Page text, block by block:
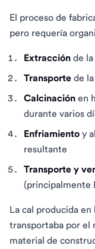
El proceso de
pero requería
Extracción de
Transporte de
Calcinación en
durante varios
Enfriamiento y
resultante
Transporte y
(principalmente
La cal producida en
transportaba por el
material de